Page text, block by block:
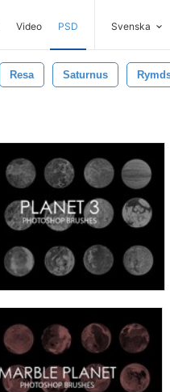
Video PSD Svenska
Resa Saturnus